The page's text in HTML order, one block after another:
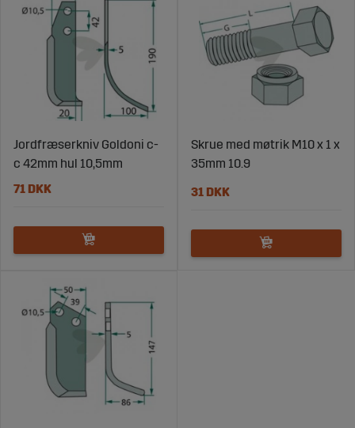
Jordfræserkniv Goldoni c-
c 42mm hul 10,5mm
71 DKK
Skrue med møtrik M10 x 1 x
35mm 10.9
31 DKK